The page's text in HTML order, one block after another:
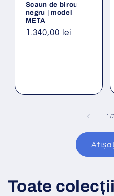
Scaun de birou
negru | model
META
Preț
1.340,00 lei
1 /3
Toate